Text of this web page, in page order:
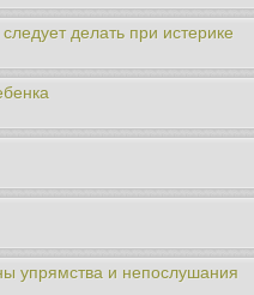
делать при истерике
упрямства и непослушания